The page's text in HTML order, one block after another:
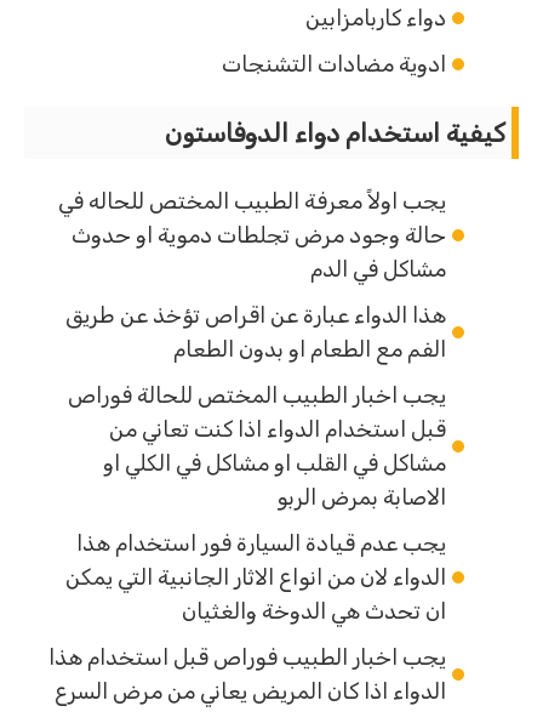
دواء كاربامزابين
ادوية مضادات التشنجات
كيفية استخدام دواء الدوفاستون
يجب اولاً معرفة الطبيب المختص للحاله في
حالة وجود مرض تجلطات دموية او حدوث
مشاكل في الدم
هذا الدواء عبارة عن اقراص تؤخذ عن طريق
الفم مع الطعام او بدون الطعام
يجب اخبار الطبيب المختص للحالة فوراص
قبل استخدام الدواء اذا كنت تعاني من
مشاكل في القلب او مشاكل في الكلي او
الاصابة بمرض الربو
يجب عدم قيادة السيارة فور استخدام هذا
الدواء لان من انواع الاثار الجانبية التي يمكن
ان تحدث هي الدوخة والغثيان
يجب اخبار الطبيب فوراص قبل استخدام هذا
الدواء اذا كان المريض يعاني من مرض السرع